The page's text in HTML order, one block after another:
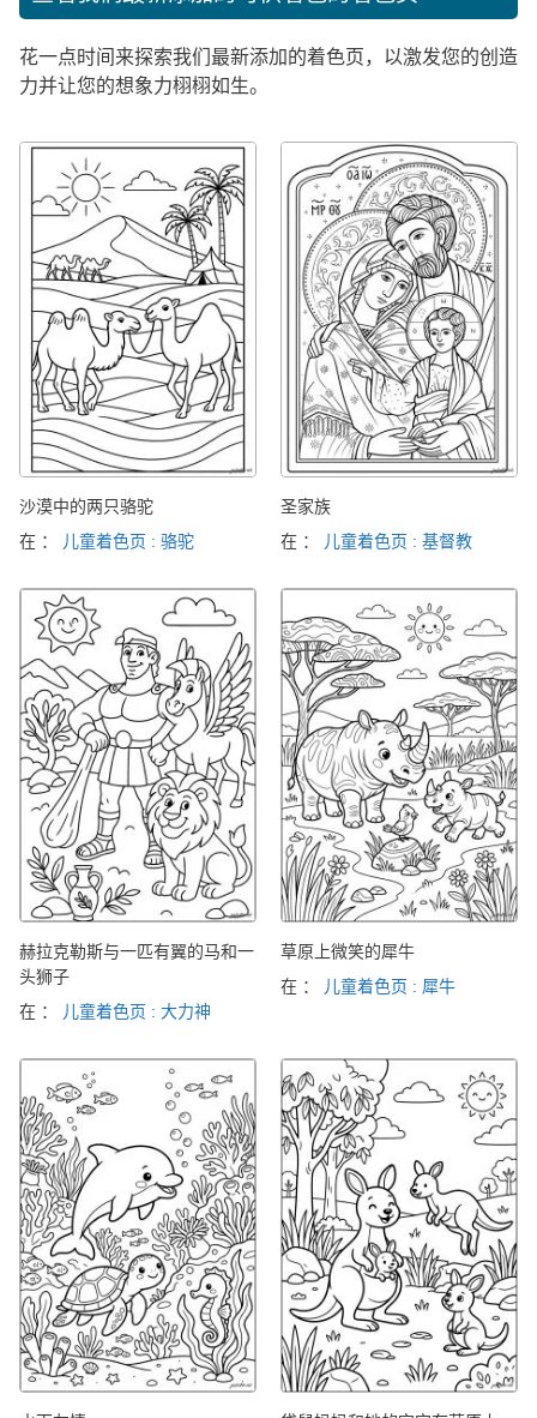
花一点时间来探索我们最新添加的着色页，以激发您的创造
力并让您的想象力栩栩如生。
沙漠中的两只骆驼
在 ：
儿童着色页 : 骆驼
圣家族
在 ：
儿童着色页 : 基督教
赫拉克勒斯与一匹有翼的马和一
头狮子
在 ：
儿童着色页 : 大力神
草原上微笑的犀牛
在 ：
儿童着色页 : 犀牛